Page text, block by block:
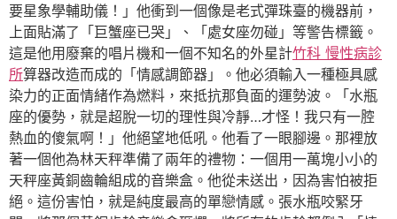
要星象學輔助儀！」他衝到一個像是老式彈珠臺的機器前，
上面貼滿了「巨蟹座已哭」、「處女座勿碰」等警告標籤。
這是他用廢棄的唱片機和一個不知名的外星計竹科 慢性病診
所算器改造而成的「情感調節器」。他必須輸入一種極具感
染力的正面情緒作為燃料，來抵抗那負面的運勢波。「水瓶
座的優勢，就是超脫一切的理性與冷靜…才怪！我只有一腔
熱血的傻氣啊！」他絕望地低吼。他看了一眼腳邊。那裡放
著一個他為林天秤準備了兩年的禮物：一個用一萬塊小小的
天秤座黃銅齒輪組成的音樂盒。他從未送出，因為害怕被拒
絕。這份害怕，就是純度最高的單戀情感。張水瓶咬緊牙